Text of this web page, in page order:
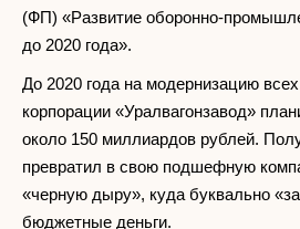
(ФП) «Развитие оборонно-
до 2020 года».
До 2020 года на модернизацию
корпорации «Уралвагонзавод»
около 150 миллиардов рублей.
превратил в свою подшефную
«черную дыру», куда буквально
бюджетные деньги.